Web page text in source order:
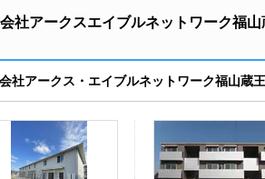
社アークスエイブルネットワーク福
社アークス・エイブルネットワーク福山蔵